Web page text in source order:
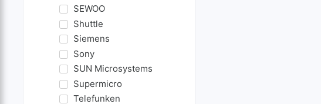
SEWOO
Shuttle
Siemens
Sony
SUN Microsystems
Supermicro
Telefunken